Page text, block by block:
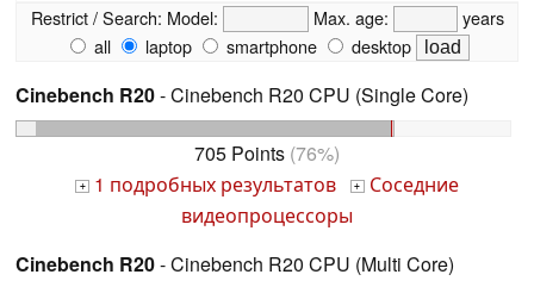
Restrict / Search: Model: Max. age:
years
all
laptop smartphone desktop
Cinebench R20- Cinebench R20 CPU (Single Core)
705 Points (76%)
+ 1 подробных результатов + Соседние
видеопроцессоры
Cinebench R20- Cinebench R20 CPU (Multi Core)